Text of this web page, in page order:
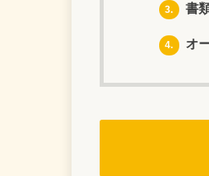
3. 書
4. オ